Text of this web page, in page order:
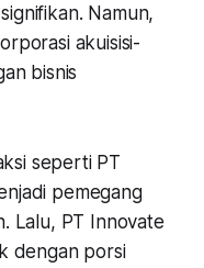
Namun,
akuisisi-
bisnis
seperti PT
pemegang
Lalu, PT Innovate
dengan porsi